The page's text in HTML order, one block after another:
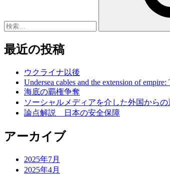
最近の投稿
ウクライナ以後
Undersea cables and the extension of
海底の覇権争奪
ソーシャルメディアを介した外国から
論点解説 日本の安全保障
アーカイブ
2025年7月
2025年4月